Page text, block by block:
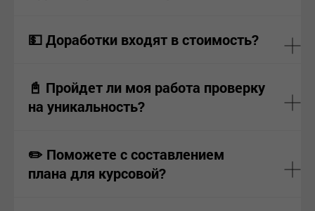
💵 Доработки входят в стоимость?
📓 Пройдет ли моя работа проверку
на уникальность?
✏️ Поможете с составлением
плана для курсовой?